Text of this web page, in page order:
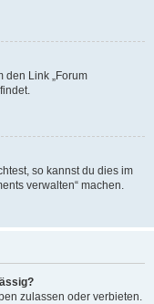
den Link „Forum
so kannst du dies im
verwalten“ machen.
zulassen oder verbieten.